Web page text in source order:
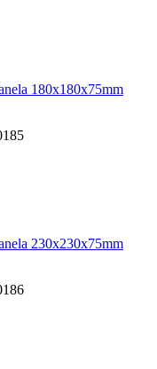
180x180x75mm
230x230x75mm